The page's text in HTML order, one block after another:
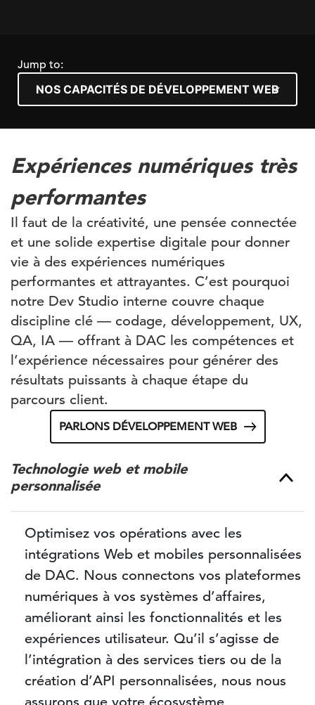
Jump to:
Expériences numériques très
performantes
Il faut de la créativité, une pensée connectée
et une solide expertise digitale pour donner
vie à des expériences numériques
performantes et attrayantes. C’est pourquoi
notre Dev Studio interne couvre chaque
discipline clé — codage, développement, UX,
QA, IA — offrant à DAC les compétences et
l’expérience nécessaires pour générer des
résultats puissants à chaque étape du
parcours client.
PARLONS DÉVELOPPEMENT WEB
Technologie web et mobile
personnalisée
Optimisez vos opérations avec les
intégrations Web et mobiles personnalisées
de DAC. Nous connectons vos plateformes
numériques à vos systèmes d’affaires,
améliorant ainsi les fonctionnalités et les
expériences utilisateur. Qu’il s’agisse de
l’intégration à des services tiers ou de la
création d’API personnalisées, nous nous